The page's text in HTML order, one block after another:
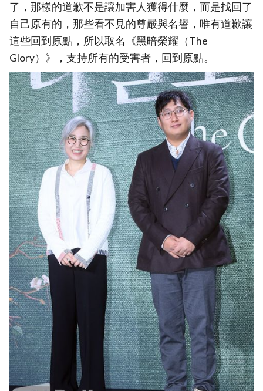
了，那樣的道歉不是讓加害人獲得什麼，而是找回了
自己原有的，那些看不見的尊嚴與名譽，唯有道歉讓
這些回到原點，所以取名《黑暗榮耀（The
Glory）》，支持所有的受害者，回到原點。